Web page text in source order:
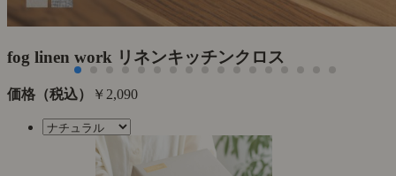
fog linen work リネンキッチンクロス
価格（税込） ￥2,090